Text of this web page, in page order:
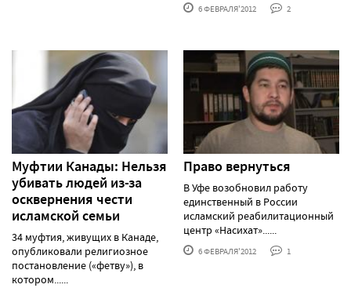
6 ФЕВРАЛЯ'2012 2
Муфтии Канады: Нельзя
убивать людей из-за
осквернения чести
исламской семьи
34 муфтия, живущих в Канаде,
опубликовали религиозное
постановление («фетву»), в
котором......
Право вернуться
В Уфе возобновил работу
единственный в России
исламский реабилитационный
центр «Насихат»......
6 ФЕВРАЛЯ'2012 1